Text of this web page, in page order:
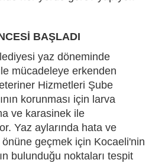
BAŞLADI
yaz döneminde
mücadeleye erkenden
Hizmetleri Şube
korunması için larva
ve karasinek ile
Yaz aylarında hata ve
geçmek için Kocaeli'nin
bulunduğu noktaları tespit